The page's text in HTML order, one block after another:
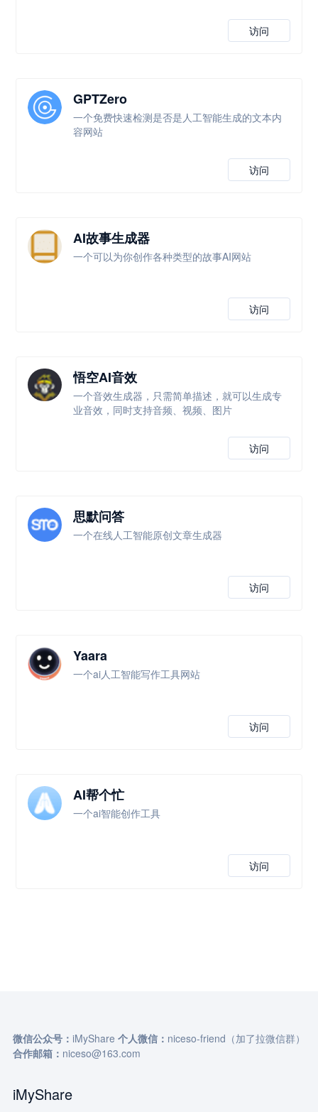
访问
GPTZero
一个免费快速检测是否是人工智能生成的文本内
容网站
访问
AI故事生成器
一个可以为你创作各种类型的故事AI网站
访问
悟空AI音效
一个音效生成器，只需简单描述，就可以生成专
业音效，同时支持音频、视频、图片
访问
思默问答
一个在线人工智能原创文章生成器
访问
Yaara
一个ai人工智能写作工具网站
访问
AI帮个忙
一个ai智能创作工具
访问
微信公众号： iMyShare 个人微信： niceso-friend（加了拉微信群）
合作邮箱： niceso@163.com
iMyShare